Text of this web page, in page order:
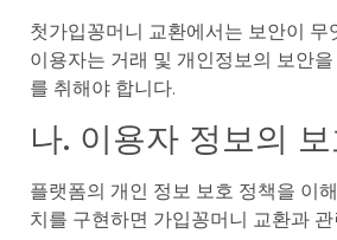
첫가입꽁머니 교환에서는 보안이 무
이용자는 거래 및 개인정보의 보안
를 취해야 합니다.
나. 이용자 정보의
플랫폼의 개인 정보 보호 정책을 이
치를 구현하면 가입꽁머니 교환과